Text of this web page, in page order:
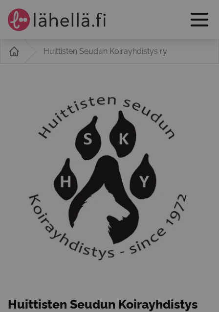
Huittisten Seudun Koirayhdistys ry
Huittisten Seudun Koirayhdistys